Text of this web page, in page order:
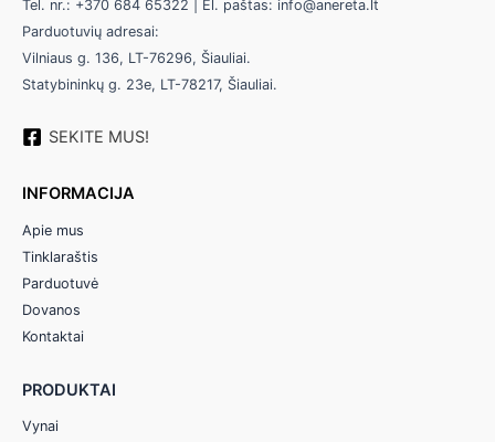
Tel. nr.: +370 684 65322 | El. paštas: info@anereta.lt
Parduotuvių adresai:
Vilniaus g. 136, LT-76296, Šiauliai.
Statybininkų g. 23e, LT-78217, Šiauliai.
SEKITE MUS!
INFORMACIJA
Apie mus
Tinklaraštis
Parduotuvė
Dovanos
Kontaktai
PRODUKTAI
Vynai